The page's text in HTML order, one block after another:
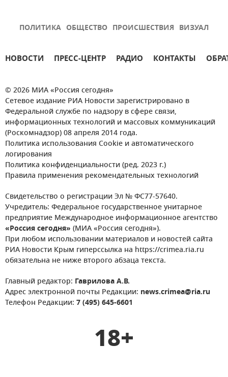
ПОЛИТИКА ОБЩЕСТВО ПРОИСШЕСТВИЯ ВИЗУАЛ
НОВОСТИ ПРЕСС-ЦЕНТР РАДИО КОНТАКТЫ
© 2026 МИА «Россия сегодня»
Сетевое издание РИА Новости зарегистрировано в
Федеральной службе по надзору в сфере связи,
информационных технологий и массовых коммуникаций
(Роскомнадзор) 08 апреля 2014 года.
Политика использования Cookie и автоматического
логирования
Политика конфиденциальности (ред. 2023 г.)
Правила применения рекомендательных технологий
Свидетельство о регистрации Эл № ФС77-57640.
Учредитель: Федеральное государственное унитарное
предприятие Международное информационное агентство
«Россия сегодня» (МИА «Россия сегодня»).
При любом использовании материалов и новостей сайта
РИА Новости Крым гиперссылка на https://crimea.ria.ru
обязательна не ниже второго абзаца текста.
Главный редактор: Гаврилова А.В.
Адрес электронной почты Редакции: news.crimea@ria.ru
Телефон Редакции: 7 (495) 645-6601
18+